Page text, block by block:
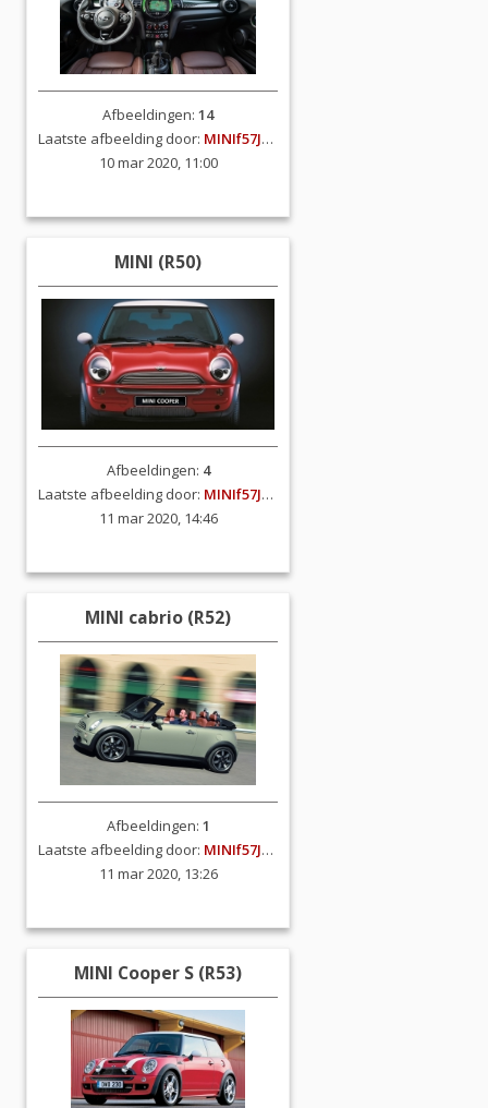
Afbeeldingen: 14
Laatste afbeelding door: MINIf57JCW
10 mar 2020, 11:00
MINI (R50)
Afbeeldingen: 4
Laatste afbeelding door: MINIf57JCW
11 mar 2020, 14:46
MINI cabrio (R52)
Afbeeldingen: 1
Laatste afbeelding door: MINIf57JCW
11 mar 2020, 13:26
MINI Cooper S (R53)